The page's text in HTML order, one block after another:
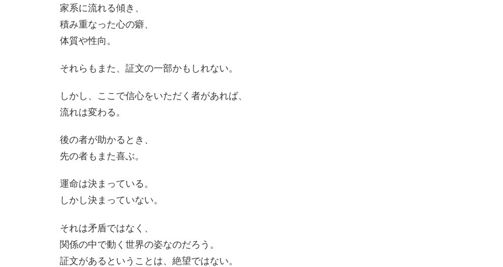
家系に流れる傾き、
積み重なった心の癖、
体質や性向。
それらもまた、証文の一部かもしれない。
しかし、ここで信心をいただく者があれば、
流れは変わる。
後の者が助かるとき、
先の者もまた喜ぶ。
運命は決まっている。
しかし決まっていない。
それは矛盾ではなく、
関係の中で動く世界の姿なのだろう。
証文があるということは、絶望ではない。